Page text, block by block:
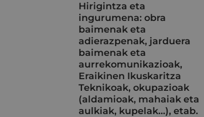
Hirigintza eta
ingurumena: obra
baimenak eta
adierazpenak, jarduera
baimenak eta
aurrekomunikazioak,
Eraikinen Ikuskaritza
Teknikoak, okupazioak
(aldamioak, mahaiak eta
aulkiak, kupelak...), etab.